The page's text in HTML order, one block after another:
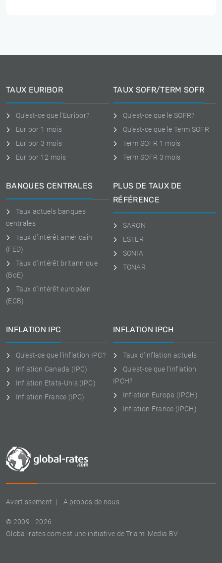
Avertissement A propos de nous
© 2009 - 2026
Global-rates.com est une initiative de Triami Media BV
TAUX EURIBOR
Qu'est-ce que l'Euribor?
Euribor 1 mois
Euribor 3 mois
Euribor 12 mois
TAUX SOFR/TERM SOFR
Qu'est-ce que le SOFR?
Qu'est-ce que le Term SOFR
Term SOFR 1 mois
Term SOFR 3 mois
BANQUES CENTRALES
Taux actuels banques
centrales
Taux d'intérêt américain
(FED)
Taux d'intérêt britannique
(BoE)
Taux d'intérêt européen
(ECB)
PLUS DE TAUX DE
RÉFÉRENCE
SARON
ESTER
SONIA
TONAR
INFLATION IPC
Qu'est-ce que l'inflation IPC?
Inflation Canada (IPC)
Inflation Etats-Unis (IPC)
Inflation France (IPC)
INFLATION IPCH
Taux d'inflation actuels
Qu'est-ce que l'inflation
IPCH?
Inflation Europa (IPCH)
Inflation France (IPCH)